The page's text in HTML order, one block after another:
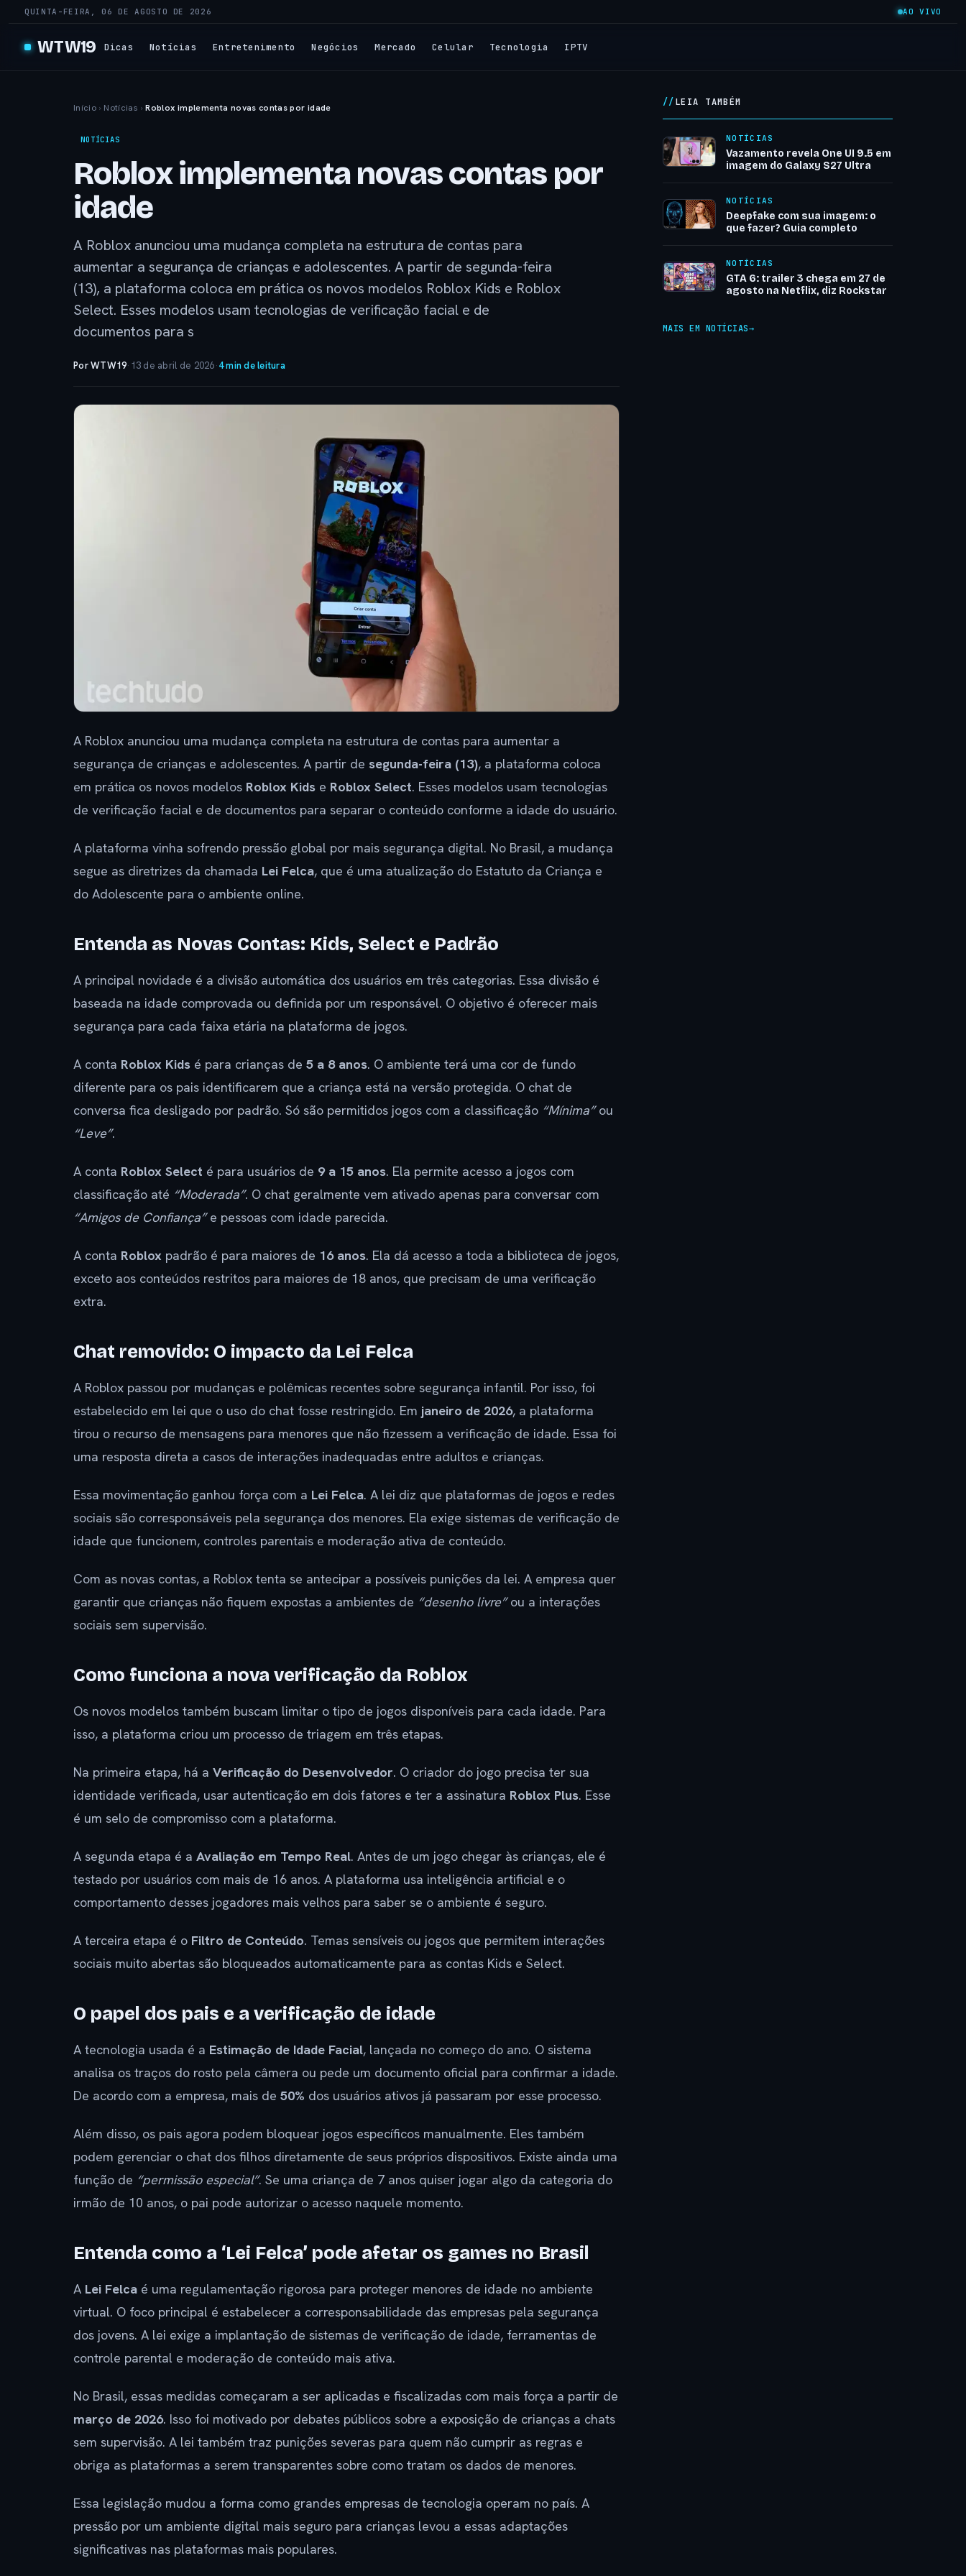
QUINTA-FEIRA, 06 DE AGOSTO DE 2026 AO VIVO
WTW19 Dicas Notícias Entretenimento Negócios Mercado Celular Tecnologia IPTV
Início › Notícias › Roblox implementa novas contas por idade
NOTÍCIAS
Roblox implementa novas contas por
idade
A Roblox anunciou uma mudança completa na estrutura de contas para
aumentar a segurança de crianças e adolescentes. A partir de segunda-feira
(13), a plataforma coloca em prática os novos modelos Roblox Kids e Roblox
Select. Esses modelos usam tecnologias de verificação facial e de
documentos para s
Por WTW19· 13 de abril de 2026·4 min de leitura
A Roblox anunciou uma mudança completa na estrutura de contas para aumentar a
segurança de crianças e adolescentes. A partir de segunda-feira (13), a plataforma coloca
em prática os novos modelos Roblox Kids e Roblox Select. Esses modelos usam tecnologias
de verificação facial e de documentos para separar o conteúdo conforme a idade do usuário.
A plataforma vinha sofrendo pressão global por mais segurança digital. No Brasil, a mudança
segue as diretrizes da chamada Lei Felca, que é uma atualização do Estatuto da Criança e
do Adolescente para o ambiente online.
Entenda as Novas Contas: Kids, Select e Padrão
A principal novidade é a divisão automática dos usuários em três categorias. Essa divisão é
baseada na idade comprovada ou definida por um responsável. O objetivo é oferecer mais
segurança para cada faixa etária na plataforma de jogos.
A conta Roblox Kids é para crianças de 5 a 8 anos. O ambiente terá uma cor de fundo
diferente para os pais identificarem que a criança está na versão protegida. O chat de
conversa fica desligado por padrão. Só são permitidos jogos com a classificação “Mínima”ou
“Leve”.
A conta Roblox Select é para usuários de 9 a 15 anos. Ela permite acesso a jogos com
classificação até “Moderada”. O chat geralmente vem ativado apenas para conversar com
“Amigos de Confiança”e pessoas com idade parecida.
A conta Roblox padrão é para maiores de 16 anos. Ela dá acesso a toda a biblioteca de jogos,
exceto aos conteúdos restritos para maiores de 18 anos, que precisam de uma verificação
extra.
Chat removido: O impacto da Lei Felca
A Roblox passou por mudanças e polêmicas recentes sobre segurança infantil. Por isso, foi
estabelecido em lei que o uso do chat fosse restringido. Em janeiro de 2026, a plataforma
tirou o recurso de mensagens para menores que não fizessem a verificação de idade. Essa foi
uma resposta direta a casos de interações inadequadas entre adultos e crianças.
Essa movimentação ganhou força com a Lei Felca. A lei diz que plataformas de jogos e redes
sociais são corresponsáveis pela segurança dos menores. Ela exige sistemas de verificação de
idade que funcionem, controles parentais e moderação ativa de conteúdo.
Com as novas contas, a Roblox tenta se antecipar a possíveis punições da lei. A empresa quer
garantir que crianças não fiquem expostas a ambientes de “desenho livre”ou a interações
sociais sem supervisão.
Como funciona a nova verificação da Roblox
Os novos modelos também buscam limitar o tipo de jogos disponíveis para cada idade. Para
isso, a plataforma criou um processo de triagem em três etapas.
Na primeira etapa, há a Verificação do Desenvolvedor. O criador do jogo precisa ter sua
identidade verificada, usar autenticação em dois fatores e ter a assinatura Roblox Plus. Esse
é um selo de compromisso com a plataforma.
A segunda etapa é a Avaliação em Tempo Real. Antes de um jogo chegar às crianças, ele é
testado por usuários com mais de 16 anos. A plataforma usa inteligência artificial e o
comportamento desses jogadores mais velhos para saber se o ambiente é seguro.
A terceira etapa é o Filtro de Conteúdo. Temas sensíveis ou jogos que permitem interações
sociais muito abertas são bloqueados automaticamente para as contas Kids e Select.
O papel dos pais e a verificação de idade
A tecnologia usada é a Estimação de Idade Facial, lançada no começo do ano. O sistema
analisa os traços do rosto pela câmera ou pede um documento oficial para confirmar a idade.
De acordo com a empresa, mais de 50% dos usuários ativos já passaram por esse processo.
Além disso, os pais agora podem bloquear jogos específicos manualmente. Eles também
podem gerenciar o chat dos filhos diretamente de seus próprios dispositivos. Existe ainda uma
função de “permissão especial”. Se uma criança de 7 anos quiser jogar algo da categoria do
irmão de 10 anos, o pai pode autorizar o acesso naquele momento.
Entenda como a ‘Lei Felca’ pode afetar os games no Brasil
A Lei Felca é uma regulamentação rigorosa para proteger menores de idade no ambiente
virtual. O foco principal é estabelecer a corresponsabilidade das empresas pela segurança
dos jovens. A lei exige a implantação de sistemas de verificação de idade, ferramentas de
controle parental e moderação de conteúdo mais ativa.
No Brasil, essas medidas começaram a ser aplicadas e fiscalizadas com mais força a partir de
março de 2026. Isso foi motivado por debates públicos sobre a exposição de crianças a chats
sem supervisão. A lei também traz punições severas para quem não cumprir as regras e
obriga as plataformas a serem transparentes sobre como tratam os dados de menores.
Essa legislação mudou a forma como grandes empresas de tecnologia operam no país. A
pressão por um ambiente digital mais seguro para crianças levou a essas adaptações
significativas nas plataformas mais populares.
LEIA TAMBÉM
NOTÍCIAS
Vazamento revela One UI 9.5 em
imagem do Galaxy S27 Ultra
NOTÍCIAS
Deepfake com sua imagem: o
que fazer? Guia completo
NOTÍCIAS
GTA 6: trailer 3 chega em 27 de
agosto na Netflix, diz Rockstar
MAIS EM NOTÍCIAS